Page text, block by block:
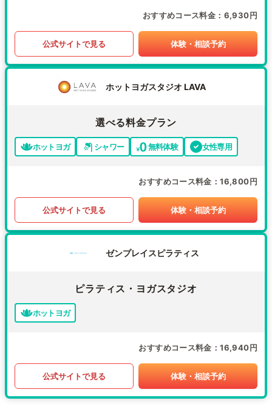
おすすめコース料金 6,930円
公式サイトで見る 体験・相談予約
ホットヨガスタジオ LAVA
選べる料金プラン
ホットヨガ シャワー 無料体験 女性専用
おすすめコース料金 16,800円
公式サイトで見る 体験・相談予約
ゼンプレイスピラティス
ピラティス・ヨガスタジオ
ホットヨガ
おすすめコース料金 16,940円
公式サイトで見る 体験・相談予約